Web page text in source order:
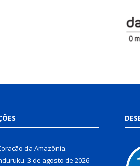
da Amazônia.
3 de agosto de 2026